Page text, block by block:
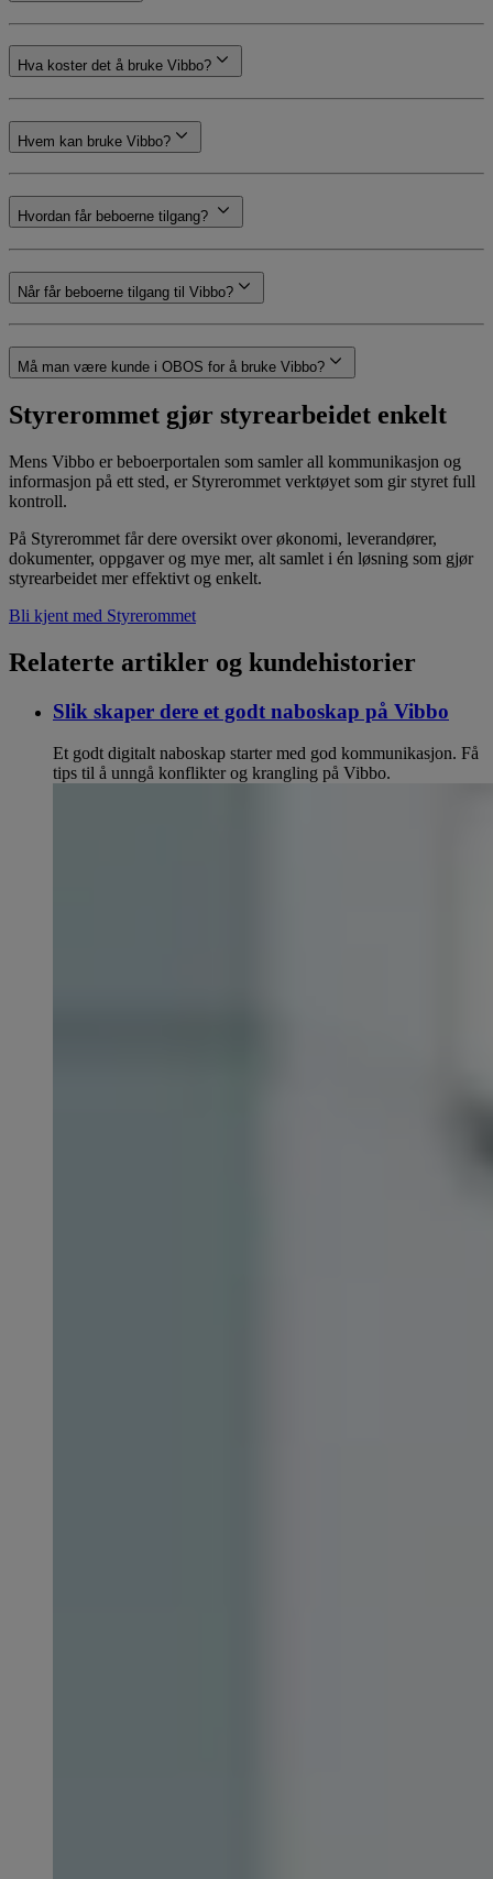
Hva koster det å bruke Vibbo?
Hvem kan bruke Vibbo?
Hvordan får beboerne tilgang?
Når får beboerne tilgang til Vibbo?
Må man være kunde i OBOS for å bruke Vibbo?
Styrerommet gjør styrearbeidet enkelt
Mens Vibbo er beboerportalen som samler all kommunikasjon og
informasjon på ett sted, er Styrerommet verktøyet som gir styret full
kontroll.
På Styrerommet får dere oversikt over økonomi, leverandører,
dokumenter, oppgaver og mye mer, alt samlet i én løsning som gjør
styrearbeidet mer effektivt og enkelt.
Bli kjent med Styrerommet
Relaterte artikler og kundehistorier
Slik skaper dere et godt naboskap på Vibbo
Et godt digitalt naboskap starter med god kommunikasjon. Få
tips til å unngå konflikter og krangling på Vibbo.